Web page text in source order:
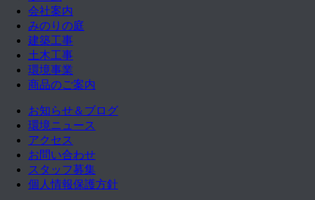
会社案内
みのりの庭
建築工事
土木工事
環境事業
商品のご案内
お知らせ＆ブログ
環境ニュース
アクセス
お問い合わせ
スタッフ募集
個人情報保護方針